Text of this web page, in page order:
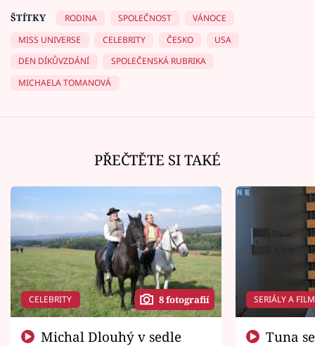
ŠTÍTKY
RODINA SPOLEČNOST
VÁNOCE
MISS UNIVERSE
CELEBRITY ČESKO
USA
DEN DÍKŮVZDÁNÍ
SPOLEČENSKÁ RUBRIKA
MICHAELA TOMANOVÁ
PŘEČTĚTE SI TAKÉ
CELEBRITY 8 fotografií SERIÁLY A